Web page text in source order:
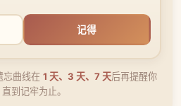
记得
曲线在 1 天、3 天、7 天后再提醒你
到记牢为止。